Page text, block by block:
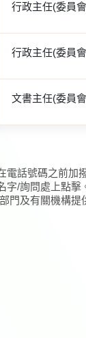
行政主任(委員
行政主任(委員
文書主任(委員
電話號碼之前加
字/詢問處上點擊
門及有關機構提